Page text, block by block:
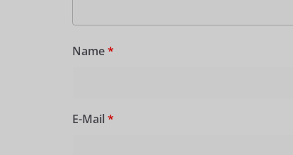
Name*
E-Mail *